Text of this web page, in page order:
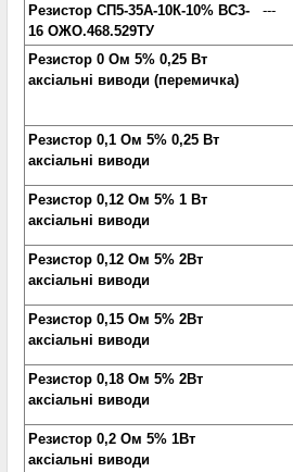
Резистор СП5-35А-10К-10% ВС3-
16 ОЖО.468.529ТУ
---
Резистор 0 Ом 5% 0,25 Вт
аксіальні виводи (перемичка)
Резистор 0,1 Ом 5% 0,25 Вт
аксіальні виводи
Резистор 0,12 Ом 5% 1 Вт
аксіальні виводи
Резистор 0,12 Ом 5% 2Вт
аксіальні виводи
Резистор 0,15 Ом 5% 2Вт
аксіальні виводи
Резистор 0,18 Ом 5% 2Вт
аксіальні виводи
Резистор 0,2 Ом 5% 1Вт
аксіальні виводи